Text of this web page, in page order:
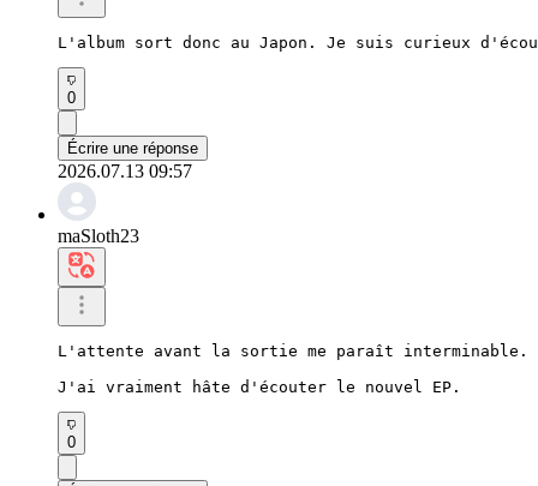
L'album sort donc au Japon. Je suis curieux
0
Écrire une réponse
2026.07.13 09:57
maSloth23
L'attente avant la sortie me paraît interminable.
J'ai vraiment hâte d'écouter le nouvel EP.
0